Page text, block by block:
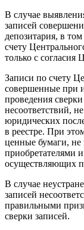
В случае
записей
депозитария, в
счету
только с согласия
Записи по счету
совершенные при
проведения
несоответствий,
юридических
в реестре. При
ценные бумаги, не
приобретателями
осуществляющих
В случае
записей
правильными
сверки записей.